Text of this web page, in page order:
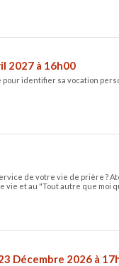
2027 à 16h00
identifier sa vocation
de votre vie de prière ?
et au "Tout autre que moi
Décembre 2026 à